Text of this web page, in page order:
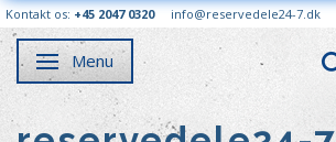
Kontakt os: +45 2047 0320 info@reservedele24-7.dk
Skifte navigation
Menu